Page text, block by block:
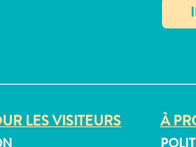
LES VISITEURS À